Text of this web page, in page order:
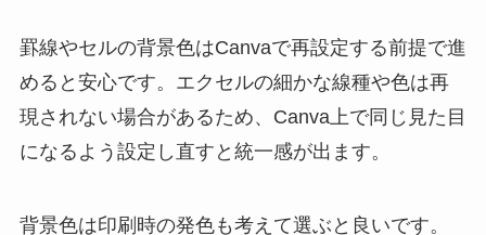
罫線やセルの背景色はCanvaで再設定する前提で進
めると安心です。エクセルの細かな線種や色は再
現されない場合があるため、Canva上で同じ見た目
になるよう設定し直すと統一感が出ます。
背景色は印刷時の発色も考えて選ぶと良いです。